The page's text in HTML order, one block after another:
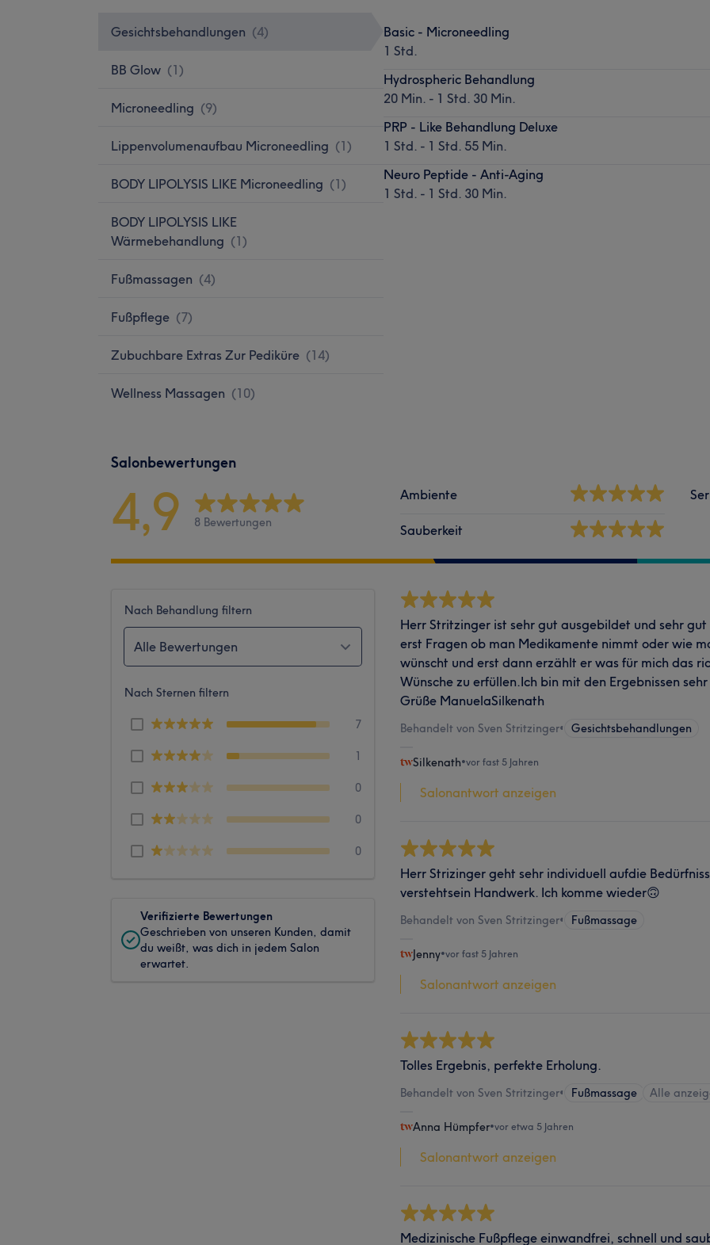
Gesichtsbehandlungen (4)
BB Glow (1)
Microneedling (9)
Lippenvolumenaufbau Microneedling (1)
BODY LIPOLYSIS LIKE Microneedling (1)
BODY LIPOLYSIS LIKE
Wärmebehandlung (1)
Fußmassagen (4)
Fußpflege (7)
Zubuchbare Extras Zur Pediküre (14)
Wellness Massagen (10)
Basic - Microneedling
1 Std.
Hydrospheric Behandlung
20 Min. - 1 Std. 30 Min.
PRP - Like Behandlung Deluxe
1 Std. - 1 Std. 55 Min.
Neuro Peptide - Anti-Aging
1 Std. - 1 Std. 30 Min.
Salonbewertungen
4,9 8 Bewertungen
Ambiente
Sauberkeit
Nach Behandlung filtern
Alle Bewertungen
Nach Sternen filtern
7
1
0
0
0
Verifizierte Bewertungen
Geschrieben von unseren Kunden, damit
du weißt, was dich in jedem Salon
erwartet.
Herr Stritzinger ist sehr gut ausgebildet und sehr
erst Fragen ob man Medikamente nimmt oder wie
wünscht und erst dann erzählt er was für mich das
Wünsche zu erfüllen.Ich bin mit den Ergebnissen
Grüße ManuelaSilkenath
Behandelt von Sven Stritzinger• Gesichtsbehandlungen
Silkenath•vor fast 5 Jahren
Salonantwort anzeigen
Herr Strizinger geht sehr individuell aufdie
verstehtsein Handwerk. Ich komme wieder🙃
Behandelt von Sven Stritzinger• Fußmassage
Jenny•vor fast 5 Jahren
Salonantwort anzeigen
Tolles Ergebnis, perfekte Erholung.
Behandelt von Sven Stritzinger• Fußmassage Alle
Anna Hümpfer•vor etwa 5 Jahren
Salonantwort anzeigen
Medizinische Fußpflege einwandfrei, schnell und